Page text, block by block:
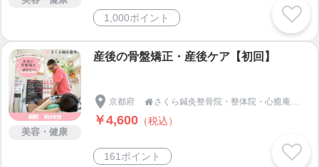
1,000ポイント
美容・健康
産後の骨盤矯正・産後ケア【初回】
京都府 
￥4,600 （税込）
161ポイント